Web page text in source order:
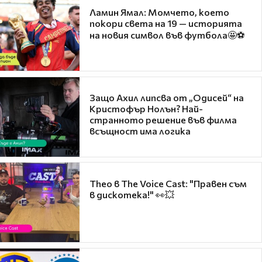
Ламин Ямал: Момчето, което
покори света на 19 — историята
на новия символ във футбола🤩⚽
Защо Ахил липсва от „Одисей“ на
Кристофър Нолън? Най-
странното решение във филма
всъщност има логика
Theo в The Voice Cast: "Правен съм
в дискотека!" 👀💥